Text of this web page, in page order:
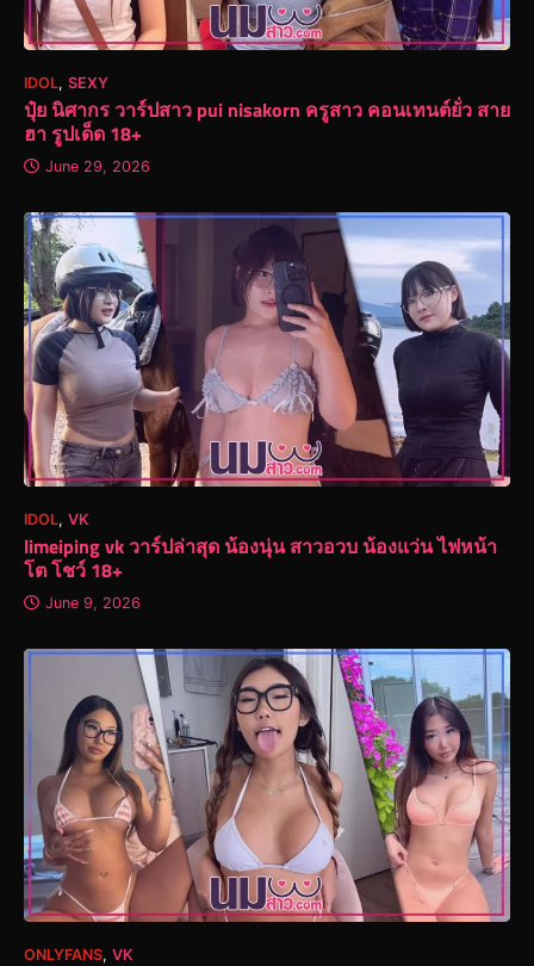
IDOL, SEXY
ปุ๋ย นิศากร วาร์ปสาว pui nisakorn ครูสาว คอนเทนต์ยั่ว สาย
ฮา รูปเด็ด 18+
June 29, 2026
IDOL, VK
limeiping vk วาร์ปล่าสุด น้องนุ่น สาวอวบ น้องแว่น ไฟหน้า
โต โชว์ 18+
June 9, 2026
ONLYFANS, VK